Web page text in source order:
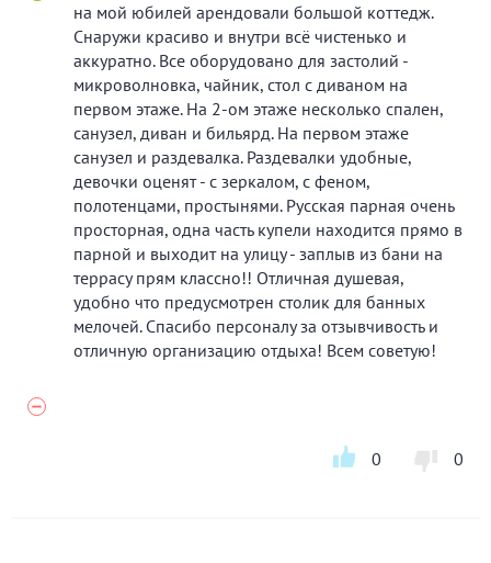
на мой юбилей арендовали большой коттедж.
Снаружи красиво и внутри всё чистенько и
аккуратно. Все оборудовано для застолий -
микроволновка, чайник, стол с диваном на
первом этаже. На 2-ом этаже несколько спален,
санузел, диван и бильярд. На первом этаже
санузел и раздевалка. Раздевалки удобные,
девочки оценят - с зеркалом, с феном,
полотенцами, простынями. Русская парная очень
просторная, одна часть купели находится прямо в
парной и выходит на улицу - заплыв из бани на
террасу прям классно!! Отличная душевая,
удобно что предусмотрен столик для банных
мелочей. Спасибо персоналу за отзывчивость и
отличную организацию отдыха! Всем советую!
0 0